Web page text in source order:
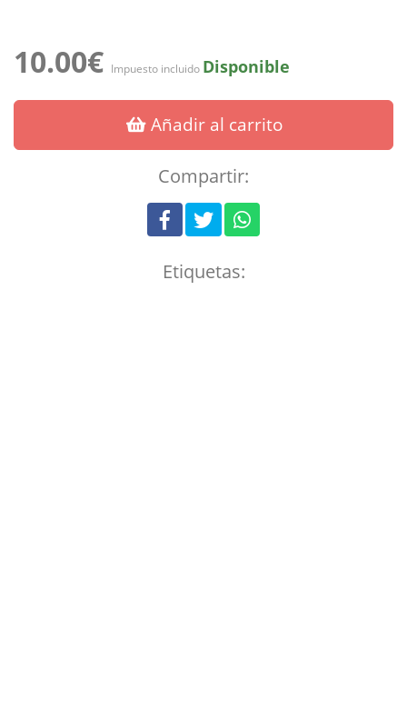
10.00€ Impuesto incluido Disponible
Añadir al carrito
Compartir:
Etiquetas: